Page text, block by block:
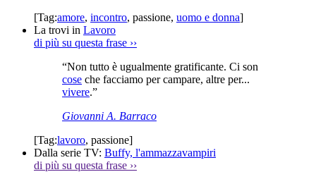
[Tag:amore, incontro, passione, uomo e donna]
La trovi in Lavoro
di più su questa frase ››
“Non tutto è ugualmente gratificante. Ci son
cose che facciamo per campare, altre per...
vivere.”
Giovanni A. Barraco
[Tag:lavoro, passione]
Dalla serie TV: Buffy, l'ammazzavampiri
di più su questa frase ››